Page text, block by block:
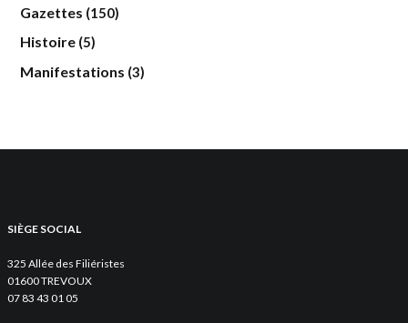
Gazettes (150)
Histoire (5)
Manifestations (3)
SIÈGE SOCIAL
325 Allée des Filiéristes
01600 TREVOUX
07 83 43 01 05